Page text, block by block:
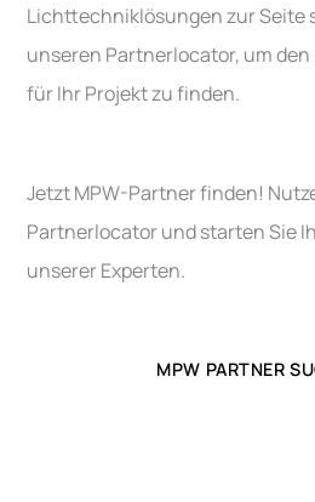
Lichttechniklösungen zur Seite
unseren Partnerlocator, um
für Ihr Projekt zu finden.
Jetzt MPW-Partner finden!
Partnerlocator und starten Sie
unserer Experten.
MPW PARTNER